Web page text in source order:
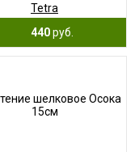
Tetra
440руб.